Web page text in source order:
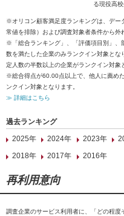
る現役高
※オリコン顧客満足度ランキングは、デー
常値を排除）および調査対象者条件から外
※「総合ランキング」、「評価項目別」、
数を満たした企業のみランクイン対象と
定人数の半数以上の企業がランクイン対象
※総合得点が60.00点以上で、他人に薦め
ンクイン対象となります。
≫ 詳細はこちら
過去ランキング
2025年
2024年 2023年
2018年
2017年 2016年
再利用意向
調査企業のサービス利用者に、「どの程